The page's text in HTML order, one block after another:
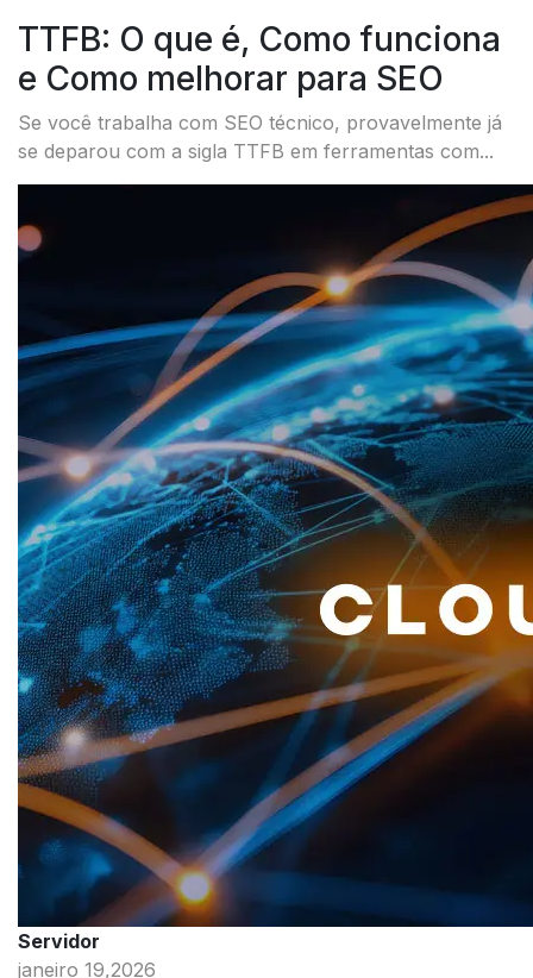
TTFB: O que é, Como funciona
e Como melhorar para SEO
Se você trabalha com SEO técnico, provavelmente já
se deparou com a sigla TTFB em ferramentas com...
Servidor
janeiro 19,2026